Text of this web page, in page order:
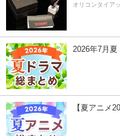
オリコンタイア
2026年7月夏
【夏アニメ